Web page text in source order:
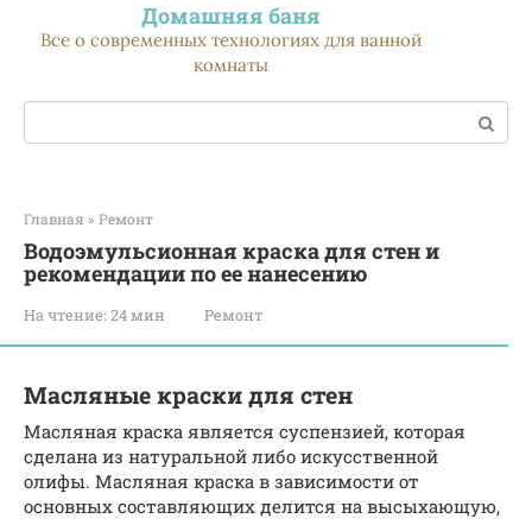
Домашняя баня
Все о современных технологиях для ванной
комнаты
Поиск:
Главная » Ремонт
Водоэмульсионная краска для стен и
рекомендации по ее нанесению
На чтение: 24 мин Ремонт
Масляные краски для стен
Масляная краска является суспензией, которая
сделана из натуральной либо искусственной
олифы. Масляная краска в зависимости от
основных составляющих делится на высыхающую,